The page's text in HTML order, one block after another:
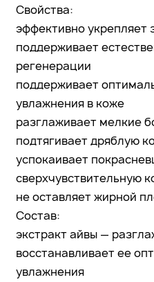
Свойства:
эффективно укрепляет
поддерживает
регенерации
поддерживает
увлажнения в коже
разглаживает мелкие
подтягивает дряблую
успокаивает
сверхчувствительную
не оставляет жирной
Состав:
экстракт айвы —
восстанавливает ее
увлажнения